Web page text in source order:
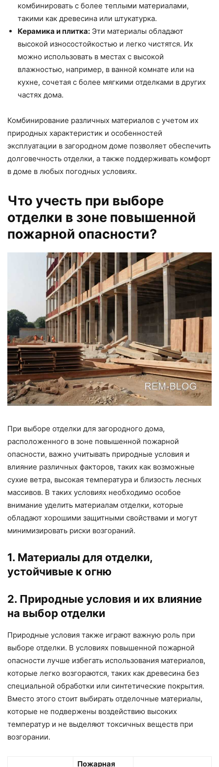
комбинировать с более теплыми материалами,
такими как древесина или штукатурка.
Керамика и плитка: Эти материалы обладают
высокой износостойкостью и легко чистятся. Их
можно использовать в местах с высокой
влажностью, например, в ванной комнате или на
кухне, сочетая с более мягкими отделками в других
частях дома.
Комбинирование различных материалов с учетом их
природных характеристик и особенностей
эксплуатации в загородном доме позволяет обеспечить
долговечность отделки, а также поддерживать комфорт
в доме в любых погодных условиях.
Что учесть при выборе
отделки в зоне повышенной
пожарной опасности?
При выборе отделки для загородного дома,
расположенного в зоне повышенной пожарной
опасности, важно учитывать природные условия и
влияние различных факторов, таких как возможные
сухие ветра, высокая температура и близость лесных
массивов. В таких условиях необходимо особое
внимание уделить материалам отделки, которые
обладают хорошими защитными свойствами и могут
минимизировать риски возгораний.
1. Материалы для отделки,
устойчивые к огню
2. Природные условия и их влияние
на выбор отделки
Природные условия также играют важную роль при
выборе отделки. В условиях повышенной пожарной
опасности лучше избегать использования материалов,
которые легко возгораются, таких как древесина без
специальной обработки или синтетические покрытия.
Вместо этого стоит выбирать отделочные материалы,
которые не подвержены воздействию высоких
температур и не выделяют токсичных веществ при
возгорании.
Пожарная